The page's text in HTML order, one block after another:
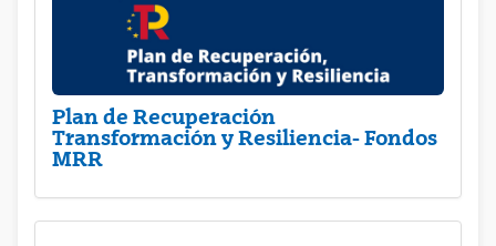
Plan de Recuperación
Transformación y Resiliencia- Fondos
MRR